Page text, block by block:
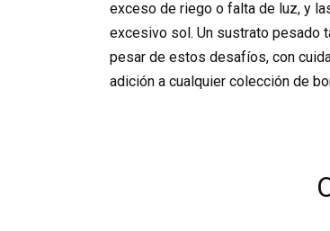
exceso de riego o falta de luz, y
excesivo sol. Un sustrato pesado
pesar de estos desafíos, con
adición a cualquier colección de